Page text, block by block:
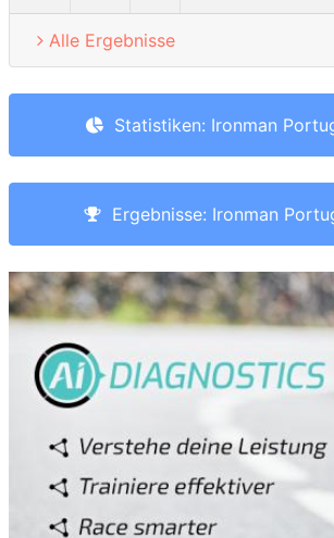
Alle Ergebnisse
Statistiken: Ironman
Ergebnisse: Ironman